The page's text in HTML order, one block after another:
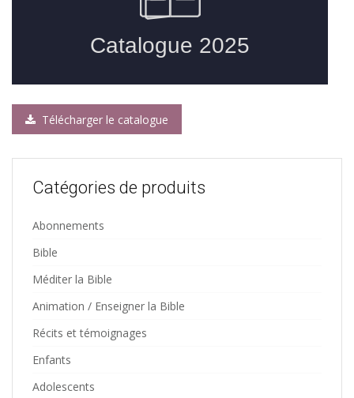
Télécharger le catalogue
Catégories de produits
Abonnements
Bible
Méditer la Bible
Animation / Enseigner la Bible
Récits et témoignages
Enfants
Adolescents